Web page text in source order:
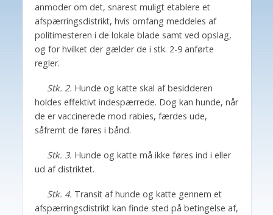
anmoder om det, snarest muligt etablere et
afspærringsdistrikt, hvis omfang meddeles af
politimesteren i de lokale blade samt ved opslag,
og for hvilket der gælder de i stk. 2-9 anførte
regler.
Stk. 2. Hunde og katte skal af besidderen
holdes effektivt indespærrede. Dog kan hunde, når
de er vaccinerede mod rabies, færdes ude,
såfremt de føres i bånd.
Stk. 3. Hunde og katte må ikke føres ind i eller
ud af distriktet.
Stk. 4. Transit af hunde og katte gennem et
afspærringsdistrikt kan finde sted på betingelse af,